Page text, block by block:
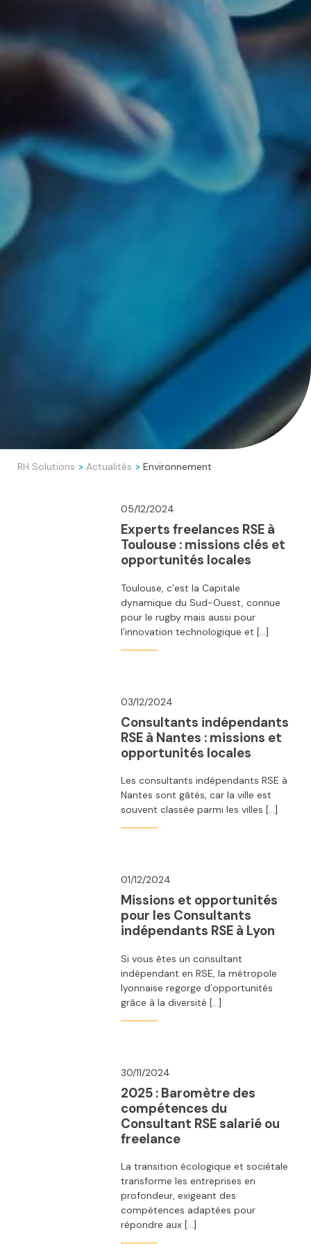
RH Solutions > Actualités > Environnement
05/12/2024
Experts freelances RSE à
Toulouse : missions clés et
opportunités locales
Toulouse, c’est la Capitale
dynamique du Sud-Ouest, connue
pour le rugby mais aussi pour
l’innovation technologique et […]
03/12/2024
Consultants indépendants
RSE à Nantes : missions et
opportunités locales
Les consultants indépendants RSE à
Nantes sont gâtés, car la ville est
souvent classée parmi les villes […]
01/12/2024
Missions et opportunités
pour les Consultants
indépendants RSE à Lyon
Si vous êtes un consultant
indépendant en RSE, la métropole
lyonnaise regorge d’opportunités
grâce à la diversité […]
30/11/2024
2025 : Baromètre des
compétences du
Consultant RSE salarié ou
freelance
La transition écologique et sociétale
transforme les entreprises en
profondeur, exigeant des
compétences adaptées pour
répondre aux […]